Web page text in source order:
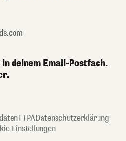
deinem Email-Postfach.
TTPADatenschutzerklärung
Einstellungen